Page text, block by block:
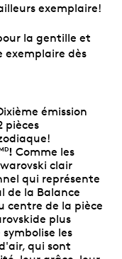
exemplaire!
la gentille et
exemplaire dès
émission
pièces
! Comme les
clair
qui représente
de la Balance
centre de la pièce
plus
les
qui sont